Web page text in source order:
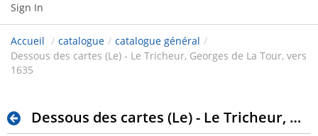
Sign In
Accueil / catalogue / catalogue général /
Dessous des cartes (Le) - Le Tricheur, Georges de La Tour, vers
1635
Dessous des cartes (Le) - Le Tricheur, Georges de La Tour, vers 1635